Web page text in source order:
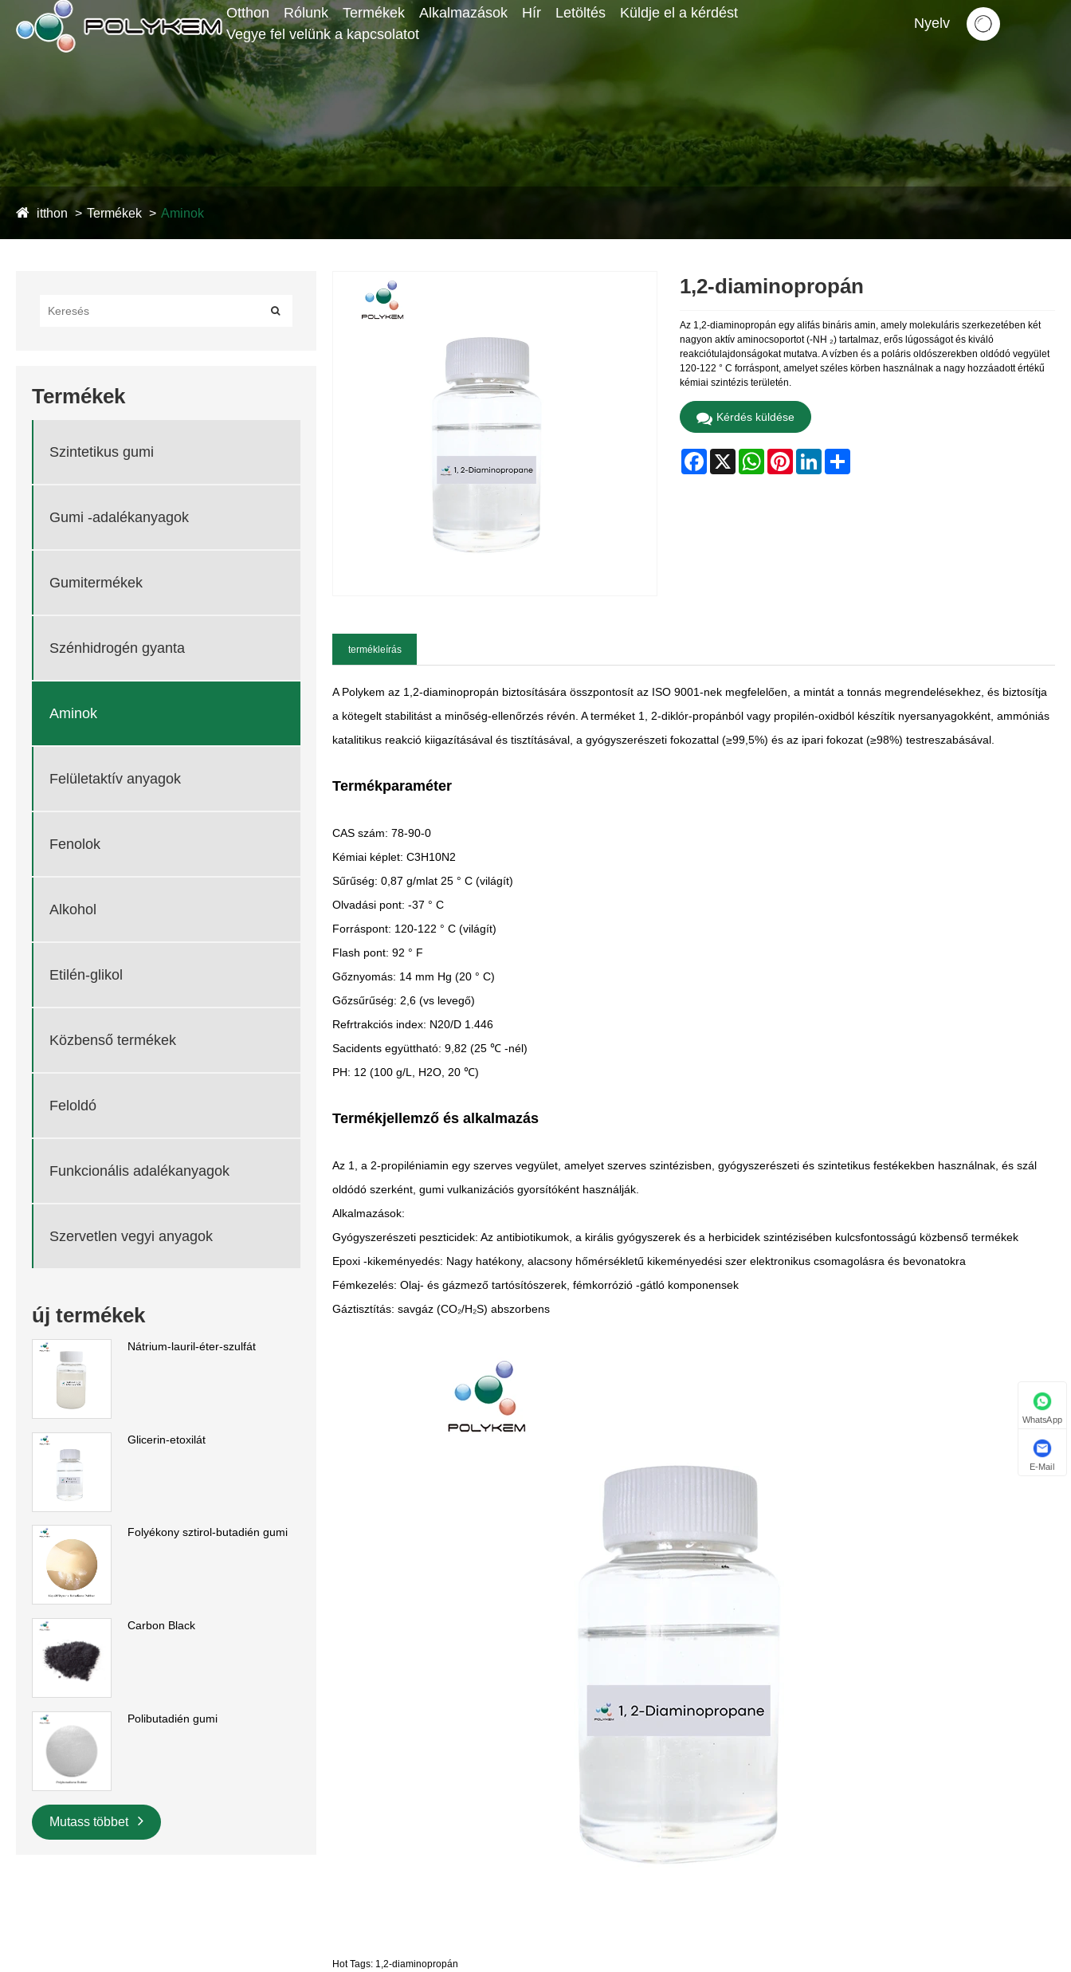
Otthon Rólunk Termékek Alkalmazások Hír Letöltés
Küldje el a kérdést
Vegye fel velünk a kapcsolatot
Nyelv
itthon Termékek Aminok
Termékek
Szintetikus gumi
Gumi -adalékanyagok
Gumitermékek
Szénhidrogén gyanta
Aminok
Felületaktív anyagok
Fenolok
Alkohol
Etilén-glikol
Közbenső termékek
Feloldó
Funkcionális adalékanyagok
Szervetlen vegyi anyagok
új termékek
Nátrium-lauril-éter-szulfát
Glicerin-etoxilát
Folyékony sztirol-butadién gumi
Carbon Black
Polibutadién gumi
Mutass többet
1,2-diaminopropán
Az 1,2-diaminopropán egy alifás bináris amin, amely molekuláris szerkezetében két
nagyon aktív aminocsoportot (-NH ₂) tartalmaz, erős lúgosságot és kiváló
reakciótulajdonságokat mutatva. A vízben és a poláris oldószerekben oldódó vegyület
120-122 ° C forráspont, amelyet széles körben használnak a nagy hozzáadott értékű
kémiai szintézis területén.
Kérdés küldése
Facebook WhatsAppPinterestLinkedIn
termékleírás
A Polykem az 1,2-diaminopropán biztosítására összpontosít az ISO 9001-nek megfelelően, a mintát a tonnás megrendelésekhez, és biztosítja
a kötegelt stabilitást a minőség-ellenőrzés révén. A terméket 1, 2-diklór-propánból vagy propilén-oxidból készítik nyersanyagokként, ammóniás
katalitikus reakció kiigazításával és tisztításával, a gyógyszerészeti fokozattal (≥99,5%) és az ipari fokozat (≥98%) testreszabásával.
Termékparaméter
CAS szám: 78-90-0
Kémiai képlet: C3H10N2
Sűrűség: 0,87 g/mlat 25 ° C (világít)
Olvadási pont: -37 ° C
Forráspont: 120-122 ° C (világít)
Flash pont: 92 ° F
Gőznyomás: 14 mm Hg (20 ° C)
Gőzsűrűség: 2,6 (vs levegő)
Refrtrakciós index: N20/D 1.446
Sacidents együttható: 9,82 (25 ℃ -nél)
PH: 12 (100 g/L, H2O, 20 ℃)
Termékjellemző és alkalmazás
Az 1, a 2-propiléniamin egy szerves vegyület, amelyet szerves szintézisben, gyógyszerészeti és szintetikus festékekben használnak, és szál
oldódó szerként, gumi vulkanizációs gyorsítóként használják.
Alkalmazások:
Gyógyszerészeti peszticidek: Az antibiotikumok, a királis gyógyszerek és a herbicidek szintézisében kulcsfontosságú közbenső termékek
Epoxi -kikeményedés: Nagy hatékony, alacsony hőmérsékletű kikeményedési szer elektronikus csomagolásra és bevonatokra
Fémkezelés: Olaj- és gázmező tartósítószerek, fémkorrózió -gátló komponensek
Gáztisztítás: savgáz (CO₂/H₂S) abszorbens
Hot Tags: 1,2-diaminopropán
WhatsApp
E-Mail